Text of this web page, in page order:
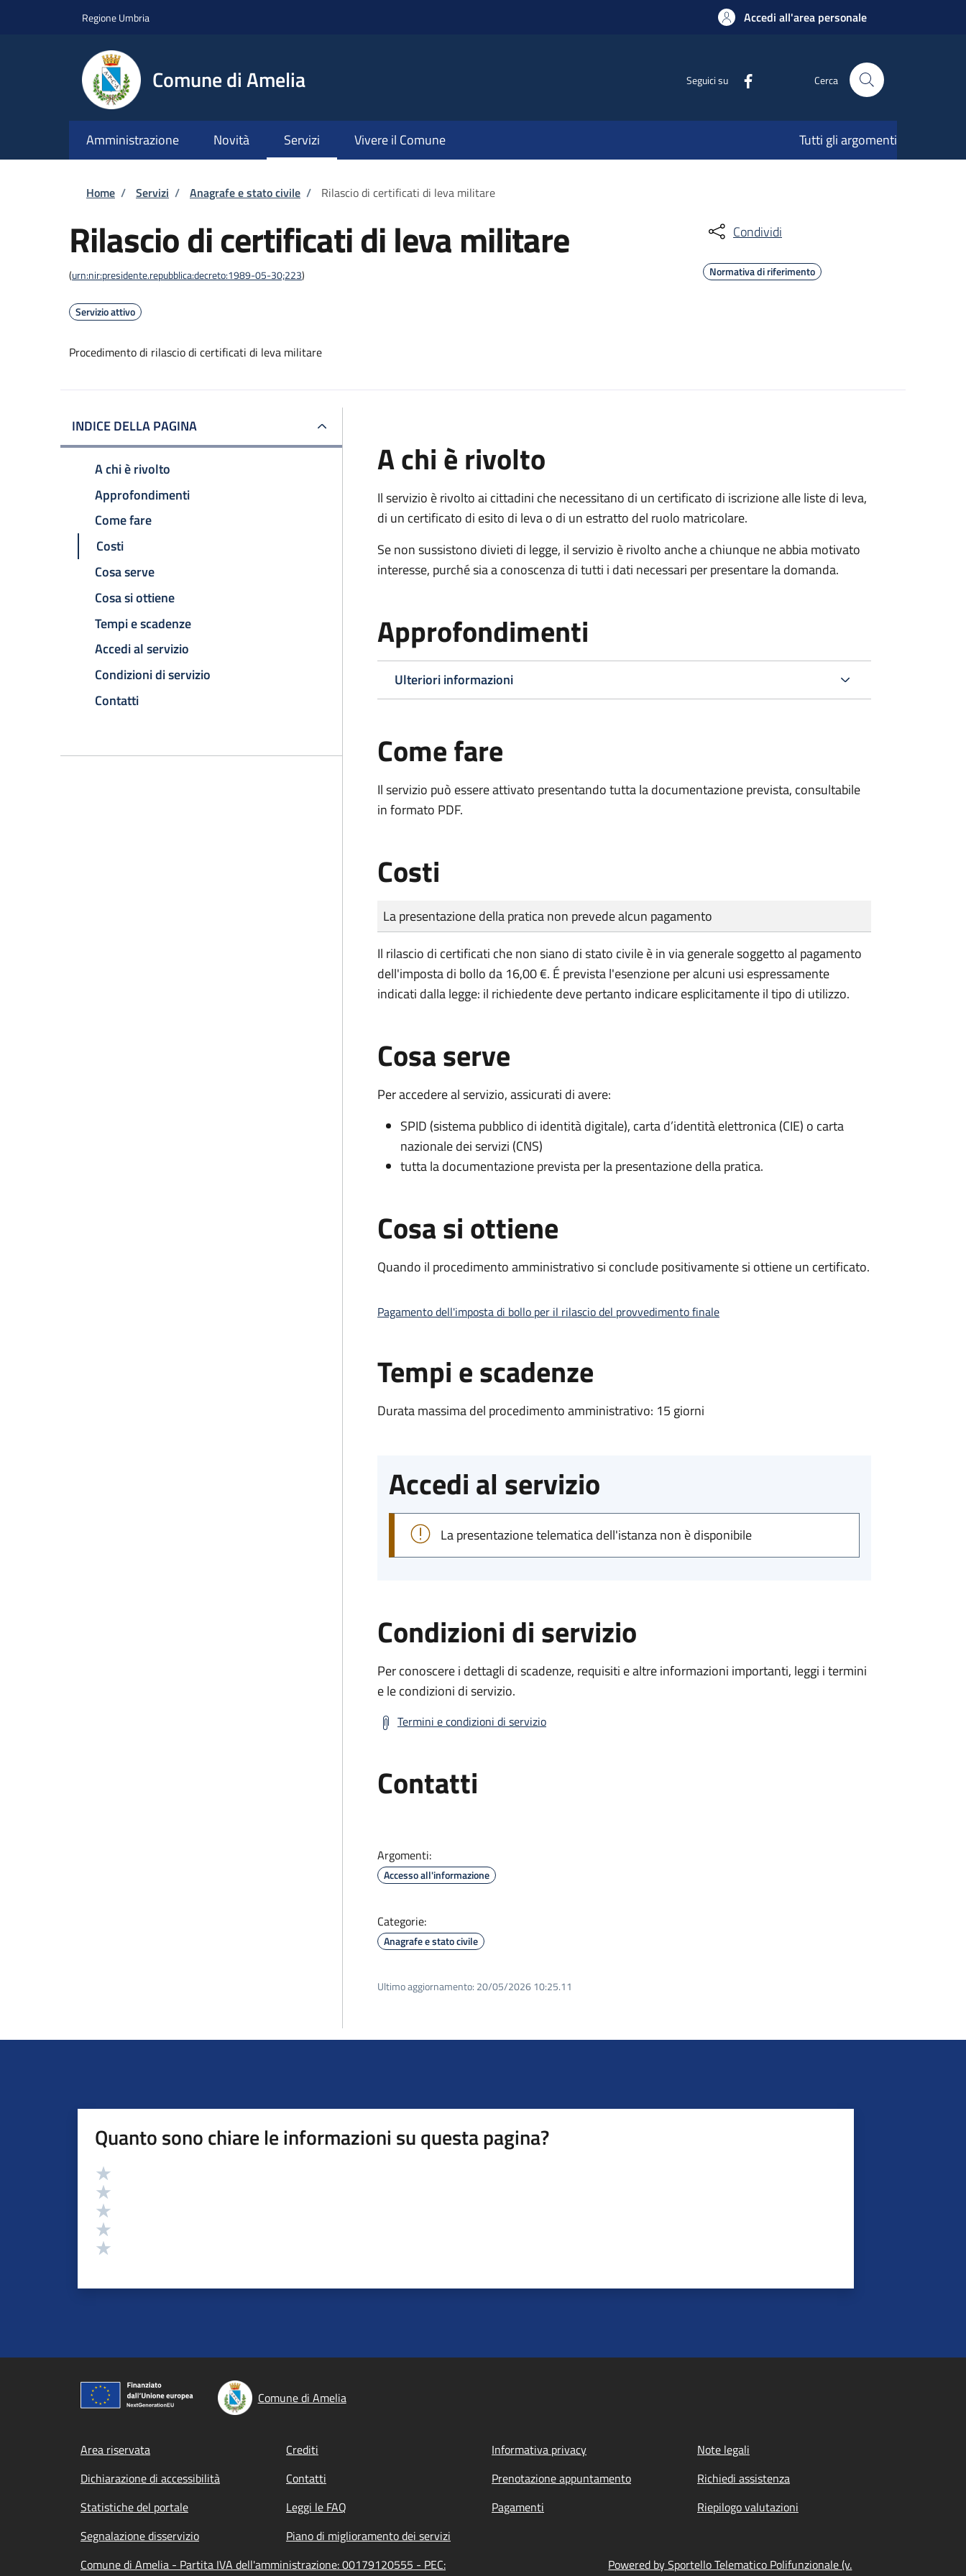
Regione Umbria Accedi all'area personale
Comune di Amelia Seguici su Cerca
Amministrazione Novità Servizi Vivere il Comune Tutti gli argomenti
Briciole di pane
Home / Servizi / Anagrafe e stato civile / Rilascio di certificati di leva militare
Rilascio di certificati di leva militare
(urn:nir:presidente.repubblica:decreto:1989-05-30;223)
Servizio attivo
Procedimento di rilascio di certificati di leva militare
Condividi
Normativa di riferimento
INDICE DELLA PAGINA
A chi è rivolto
Approfondimenti
Come fare
Costi
Cosa serve
Cosa si ottiene
Tempi e scadenze
Accedi al servizio
Condizioni di servizio
Contatti
A chi è rivolto
Il servizio è rivolto ai cittadini che necessitano di un certificato di iscrizione alle liste di leva,
di un certificato di esito di leva o di un estratto del ruolo matricolare.
Se non sussistono divieti di legge, il servizio è rivolto anche a chiunque ne abbia motivato
interesse, purché sia a conoscenza di tutti i dati necessari per presentare la domanda.
Approfondimenti
Ulteriori informazioni
Come fare
Il servizio può essere attivato presentando tutta la documentazione prevista, consultabile
in formato PDF.
Costi
Tipo di pagamento
Importo
La presentazione della pratica non prevede alcun pagamento
Il rilascio di certificati che non siano di stato civile è in via generale soggetto al pagamento
dell'imposta di bollo da 16,00 €. É prevista l'esenzione per alcuni usi espressamente
indicati dalla legge: il richiedente deve pertanto indicare esplicitamente il tipo di utilizzo.
Cosa serve
Per accedere al servizio, assicurati di avere:
SPID (sistema pubblico di identità digitale), carta d’identità elettronica (CIE) o carta
nazionale dei servizi (CNS)
tutta la documentazione prevista per la presentazione della pratica.
Cosa si ottiene
Quando il procedimento amministrativo si conclude positivamente si ottiene un certificato.
Pagamento dell'imposta di bollo per il rilascio del provvedimento finale
Tempi e scadenze
Durata massima del procedimento amministrativo: 15 giorni
Accedi al servizio
La presentazione telematica dell'istanza non è disponibile
Condizioni di servizio
Per conoscere i dettagli di scadenze, requisiti e altre informazioni importanti, leggi i termini
e le condizioni di servizio.
Termini e condizioni di servizio
Contatti
Argomenti:
Accesso all'informazione
Categorie:
Anagrafe e stato civile
Ultimo aggiornamento: 20/05/2026 10:25.11
Quanto sono chiare le informazioni su questa pagina?
Valutazione
Comune di Amelia
Footer menu
Area riservata Crediti Informativa privacy
Note legali
Dichiarazione di accessibilità
Contatti Prenotazione appuntamento
Richiedi assistenza
Statistiche del portale
Leggi le FAQ Pagamenti
Riepilogo valutazioni
Segnalazione disservizio
Piano di miglioramento dei servizi
Comune di Amelia - Partita IVA dell'amministrazione: 00179120555 - PEC:
Powered by Sportello Telematico Polifunzionale (v.